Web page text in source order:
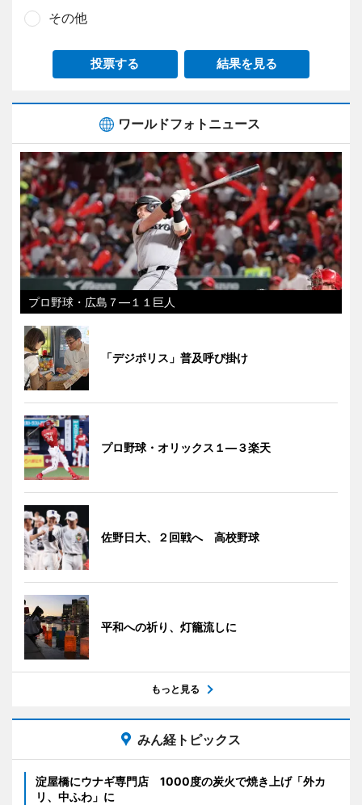
その他
投票する 結果を見る
ワールドフォトニュース
プロ野球・広島７―１１巨人
「デジポリス」普及呼び掛け
プロ野球・オリックス１―３楽天
佐野日大、２回戦へ 高校野球
平和への祈り、灯籠流しに
もっと見る
みん経トピックス
淀屋橋にウナギ専門店 1000度の炭火で焼き上げ「外カ
リ、中ふわ」に